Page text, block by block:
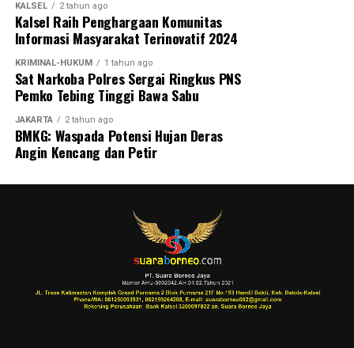
KALSEL 2 tahun ago
Kalsel Raih Penghargaan Komunitas
Informasi Masyarakat Terinovatif 2024
KRIMINAL-HUKUM 1 tahun ago
Sat Narkoba Polres Sergai Ringkus PNS
Pemko Tebing Tinggi Bawa Sabu
JAKARTA 2 tahun ago
BMKG: Waspada Potensi Hujan Deras
Angin Kencang dan Petir